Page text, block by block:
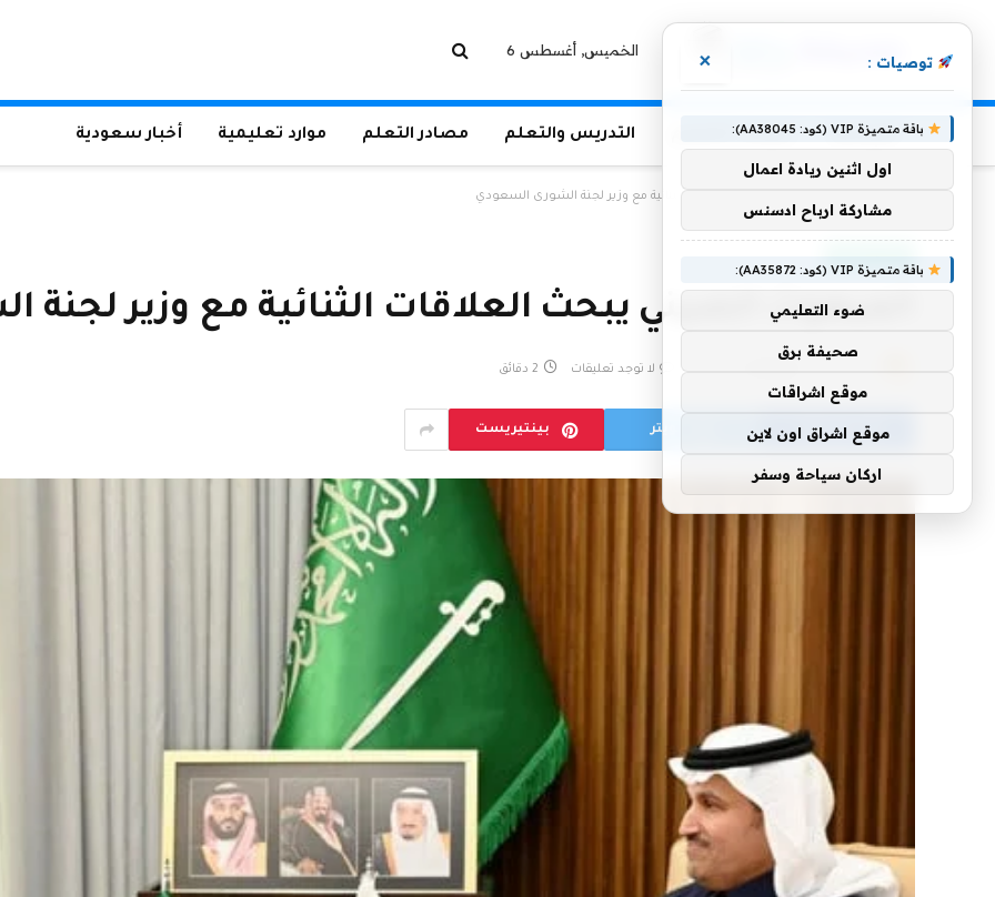
الخميس, أغسطس 6
الرئيسية منوعات التعليم التدريس والتعلم مصادر التعلم موارد تعليمية أخبار سعودية
المبعوث الصيني يبحث العلاقات الثنائية مع وزير لجنة الشورى السعودي
المبعوث الصيني يبحث العلاقات الثنائية مع وزير
لا توجد تعليقات 2 دقائق
فيسبوك تويتر بينتيريست
توصيات : ×
باقة متميزة VIP (كود: AA38045):
اول اثنين ريادة اعمال
مشاركة ارباح ادسنس
باقة متميزة VIP (كود: AA35872):
ضوء التعليمي
صحيفة برق
موقع اشراقات
موقع اشراق اون لاين
اركان سياحة وسفر